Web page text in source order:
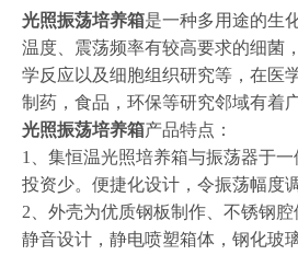
光照振荡培养箱是一种多用途的生
温度、震荡频率有较高要求的细菌
学反应以及细胞组织研究等，在医
制药，食品，环保等研究邻域有着
光照振荡培养箱产品特点：
1
、集恒温光照培养箱与振荡器于
投资少。便捷化设计，令振荡幅度
2 、外壳为优质钢板制作、不锈钢
静音设计，静电喷塑箱体，钢化玻